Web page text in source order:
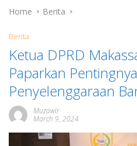
Home Berita
Berita
Ketua DPRD
Paparkan
Penyelenggaraan
Muzawir
March 9, 2024